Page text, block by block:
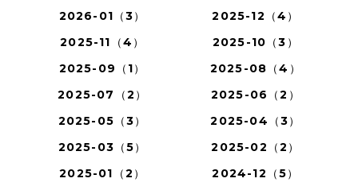
2026-01（3）
2025-12（4）
2025-11（4）
2025-10（3）
2025-09（1）
2025-08（4）
2025-07（2）
2025-06（2）
2025-05（3）
2025-04（3）
2025-03（5）
2025-02（2）
2025-01（2）
2024-12（5）